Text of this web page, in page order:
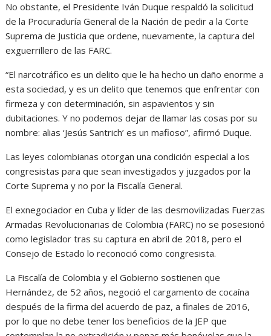
No obstante, el Presidente Iván Duque respaldó la solicitud
de la Procuraduría General de la Nación de pedir a la Corte
Suprema de Justicia que ordene, nuevamente, la captura del
exguerrillero de las FARC.
“El narcotráfico es un delito que le ha hecho un daño enorme a
esta sociedad, y es un delito que tenemos que enfrentar con
firmeza y con determinación, sin aspavientos y sin
dubitaciones. Y no podemos dejar de llamar las cosas por su
nombre: alias ‘Jesús Santrich’ es un mafioso”, afirmó Duque.
Las leyes colombianas otorgan una condición especial a los
congresistas para que sean investigados y juzgados por la
Corte Suprema y no por la Fiscalía General.
El exnegociador en Cuba y líder de las desmovilizadas Fuerzas
Armadas Revolucionarias de Colombia (FARC) no se posesionó
como legislador tras su captura en abril de 2018, pero el
Consejo de Estado lo reconoció como congresista.
La Fiscalía de Colombia y el Gobierno sostienen que
Hernández, de 52 años, negoció el cargamento de cocaína
después de la firma del acuerdo de paz, a finales de 2016,
por lo que no debe tener los beneficios de la JEP que